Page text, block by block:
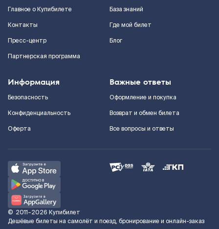
Главное о Купибилете
Контакты
Пресс-центр
Партнерская программа
База знаний
Где мой билет
Блог
Информация
Безопасность
Конфиденциальность
Оферта
Важные ответы
Оформление и покупка
Возврат и обмен билета
Все вопросы и ответы
© 2011–2026 Купибилет
Дешёвые билеты на самолёт и поезд, бронирование и онлайн-заказ